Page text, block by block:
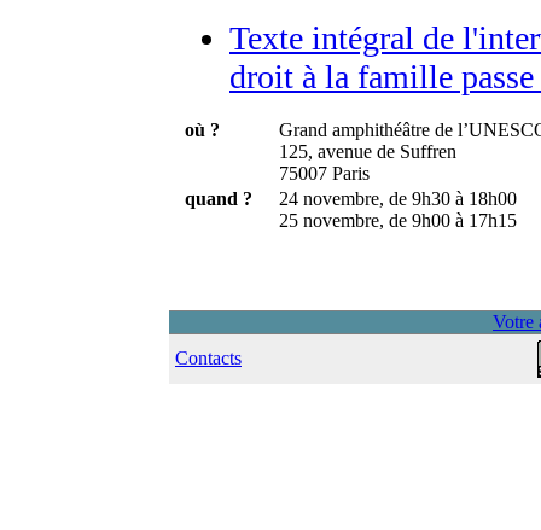
Texte intégral de
droit à la famille
où ?
Grand amphithéâtre de
125, avenue de Suffren
75007 Paris
quand ?
24 novembre, de 9h30 à 18h00
25 novembre, de 9h00 à 17h15
Votre
Contacts